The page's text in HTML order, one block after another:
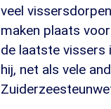
veel
maken plaats
de laatste vissers
hij, net als vele